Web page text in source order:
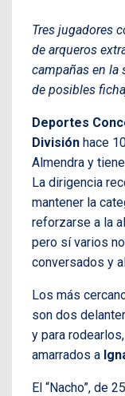
Tres jugadores
de arqueros
campañas en la
de posibles
Deportes
División hace
Almendra y
La dirigencia
mantener la
reforzarse a la
pero sí varios
conversados y
Los más
son dos
y para
amarrados a
El “Nacho”, de